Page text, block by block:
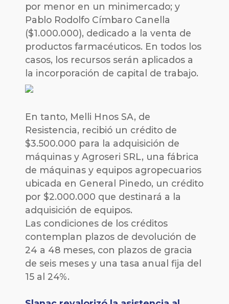
por menor en un minimercado; y
Pablo Rodolfo Címbaro Canella
($1.000.000), dedicado a la venta de
productos farmacéuticos. En todos los
casos, los recursos serán aplicados a
la incorporación de capital de trabajo.
En tanto, Melli Hnos SA, de
Resistencia, recibió un crédito de
$3.500.000 para la adquisición de
máquinas y Agroseri SRL, una fábrica
de máquinas y equipos agropecuarios
ubicada en General Pinedo, un crédito
por $2.000.000 que destinará a la
adquisición de equipos.
Las condiciones de los créditos
contemplan plazos de devolución de
24 a 48 meses, con plazos de gracia
de seis meses y una tasa anual fija del
15 al 24%.